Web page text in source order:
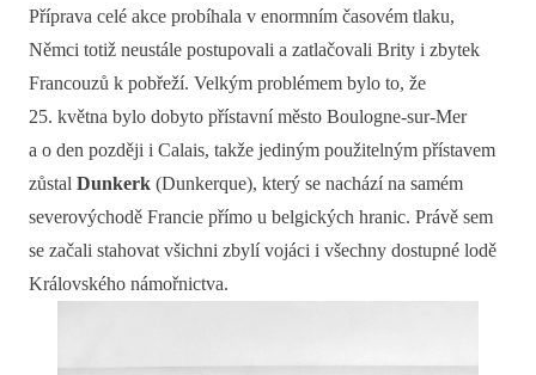
Příprava celé akce probíhala v enormním časovém tlaku,
Němci totiž neustále postupovali a zatlačovali Brity i zbytek
Francouzů k pobřeží. Velkým problémem bylo to, že
25. května bylo dobyto přístavní město Boulogne-sur-Mer
a o den později i Calais, takže jediným použitelným přístavem
zůstal Dunkerk (Dunkerque), který se nachází na samém
severovýchodě Francie přímo u belgických hranic. Právě sem
se začali stahovat všichni zbylí vojáci i všechny dostupné lodě
Královského námořnictva.